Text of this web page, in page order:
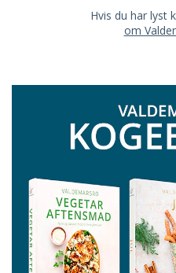
Hvis du har lyst
om